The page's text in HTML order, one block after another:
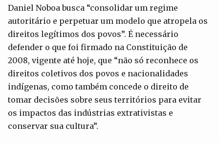
Daniel Noboa busca “consolidar um regime
autoritário e perpetuar um modelo que atropela os
direitos legítimos dos povos”. É necessário
defender o que foi firmado na Constituição de
2008, vigente até hoje, que “não só reconhece os
direitos coletivos dos povos e nacionalidades
indígenas, como também concede o direito de
tomar decisões sobre seus territórios para evitar
os impactos das indústrias extrativistas e
conservar sua cultura”.